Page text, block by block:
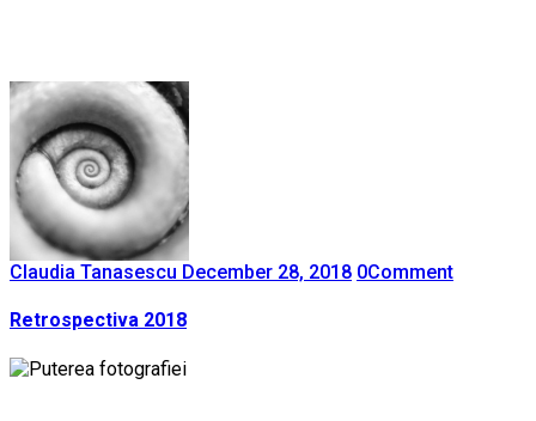
Claudia Tanasescu December 28, 2018 0Comment
Retrospectiva 2018